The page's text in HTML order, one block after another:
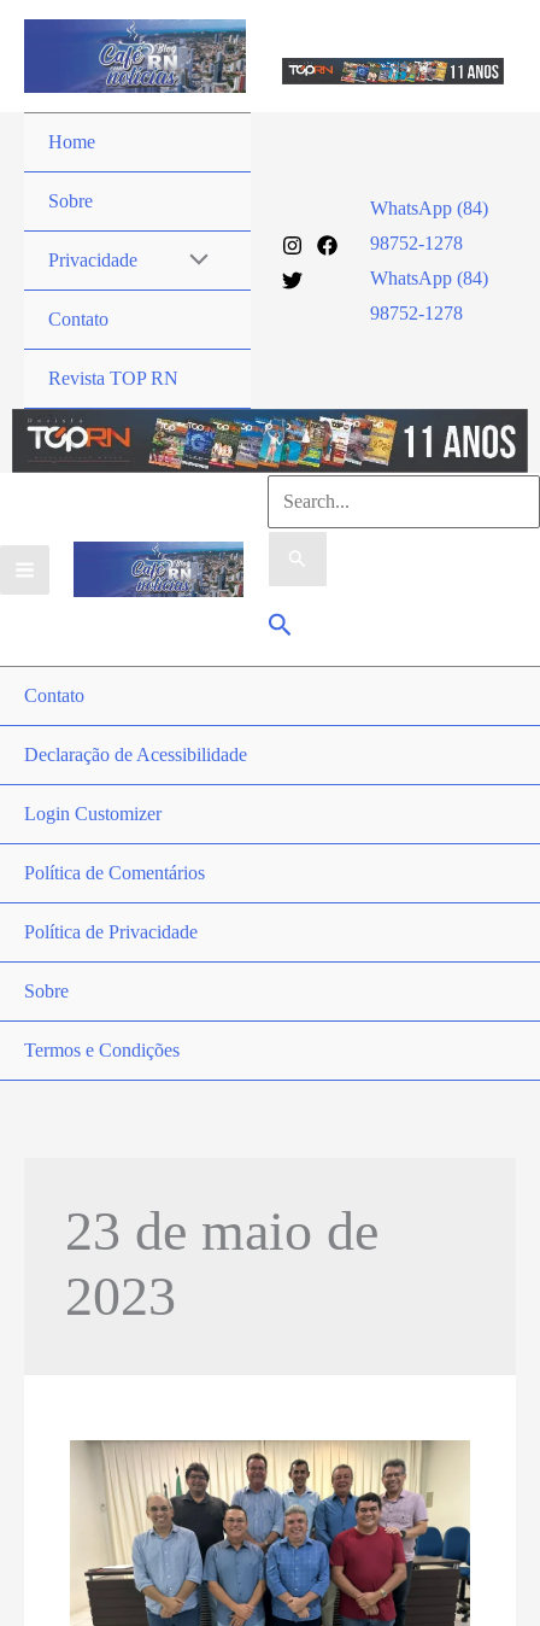
Home
Sobre
Privacidade
Contato
Revista TOP RN
WhatsApp (84)
98752-1278
WhatsApp (84)
98752-1278
Pesquisar
por:
Pesquisar
Contato
Declaração de Acessibilidade
Login Customizer
Política de Comentários
Política de Privacidade
Sobre
Termos e Condições
23 de maio de
2023